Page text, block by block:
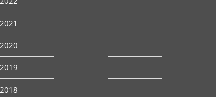
2021
2020
2019
2018